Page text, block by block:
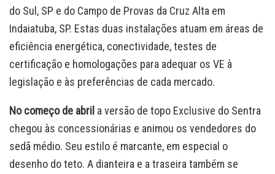
do Sul, SP e do Campo de Provas da Cruz Alta em
Indaiatuba, SP. Estas duas instalações atuam em áreas de
eficiência energética, conectividade, testes de
certificação e homologações para adequar os VE à
legislação e às preferências de cada mercado.
No começo de abril a versão de topo Exclusive do Sentra
chegou às concessionárias e animou os vendedores do
sedã médio. Seu estilo é marcante, em especial o
desenho do teto. A dianteira e a traseira também se